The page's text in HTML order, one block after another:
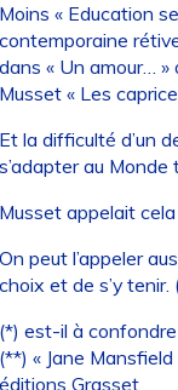
« Education
« Un amour… »
« Les
la difficulté d’un
au Monde
appelait
peut l’appeler
et de s’y tenir.
est-il à
« Jane
Grasset